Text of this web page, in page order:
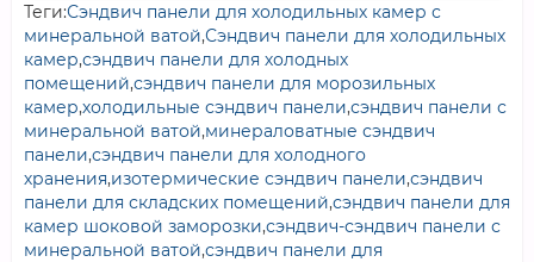
Теги:Сэндвич панели для холодильных камер с
минеральной ватой,Сэндвич панели для холодильных
камер,сэндвич панели для холодных
помещений,сэндвич панели для морозильных
камер,холодильные сэндвич панели,сэндвич панели с
минеральной ватой,минераловатные сэндвич
панели,сэндвич панели для холодного
хранения,изотермические сэндвич панели,сэндвич
панели для складских помещений,сэндвич панели для
камер шоковой заморозки,сэндвич-сэндвич панели с
минеральной ватой,сэндвич панели для